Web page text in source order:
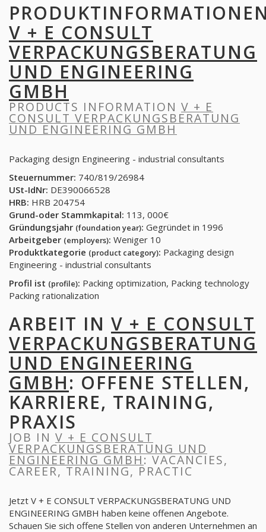
V + E CONSULT
VERPACKUNGSBERATUNG
UND ENGINEERING
GMBH
PRODUCTS INFORMATION V + E
CONSULT VERPACKUNGSBERATUNG
UND ENGINEERING GMBH
Packaging design Engineering - industrial consultants
Steuernummer: 740/819/26984
USt-IdNr: DE390066528
HRB: HRB 204754
Grund-oder Stammkapital: 113, 000€
Gründungsjahr (foundation year): Gegründet in 1996
Arbeitgeber (employers): Weniger 10
Produktkategorie (product category): Packaging design
Engineering - industrial consultants
Profil ist (profile): Packing optimization, Packing technology
Packing rationalization
ARBEIT IN V + E CONSULT
VERPACKUNGSBERATUNG
UND ENGINEERING
GMBH: OFFENE STELLEN,
KARRIERE, TRAINING,
PRAXIS
JOB IN V + E CONSULT
VERPACKUNGSBERATUNG UND
ENGINEERING GMBH: VACANCIES,
CAREER, TRAINING, PRACTIC
Jetzt V + E CONSULT VERPACKUNGSBERATUNG UND
ENGINEERING GMBH haben keine offenen Angebote.
Schauen Sie sich offene Stellen von anderen Unternehmen an